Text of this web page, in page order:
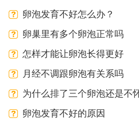
卵泡发育不好怎么办？
卵巢里有多个卵泡正常吗
怎样才能让卵泡长得更好
月经不调跟卵泡有关系吗
为什么排了三个卵泡还是不
卵泡发育不好的原因